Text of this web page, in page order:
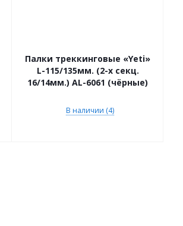
Палки треккинговые «Yeti»
L-115/135мм. (2-х секц.
16/14мм.) AL-6061 (чёрные)
В наличии (4)